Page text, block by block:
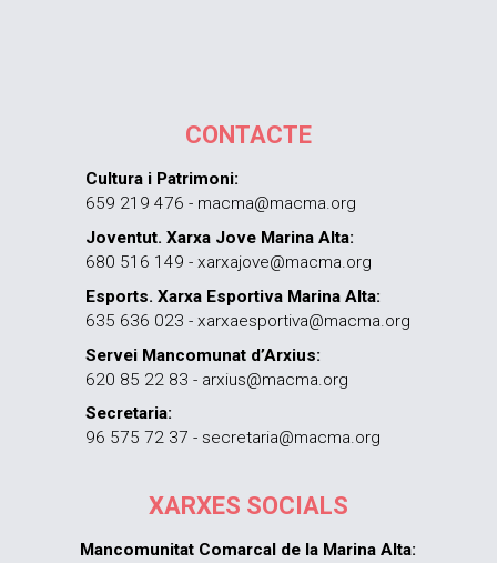
CONTACTE
Cultura i Patrimoni:
659 219 476 - macma@macma.org
Joventut. Xarxa Jove Marina Alta:
680 516 149 - xarxajove@macma.org
Esports. Xarxa Esportiva Marina Alta:
635 636 023 - xarxaesportiva@macma.org
Servei Mancomunat d’Arxius:
620 85 22 83 - arxius@macma.org
Secretaria:
96 575 72 37 - secretaria@macma.org
XARXES SOCIALS
Mancomunitat Comarcal de la Marina Alta: